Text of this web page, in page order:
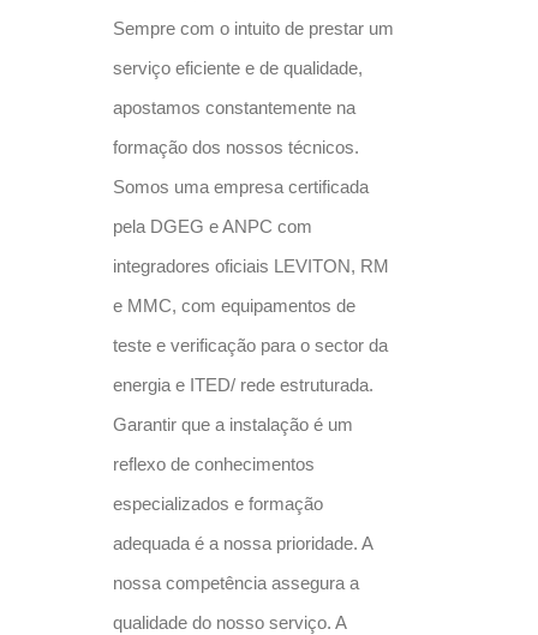
Sempre com o intuito de prestar um
serviço eficiente e de qualidade,
apostamos constantemente na
formação dos nossos técnicos.
Somos uma empresa certificada
pela DGEG e ANPC com
integradores oficiais LEVITON, RM
e MMC, com equipamentos de
teste e verificação para o sector da
energia e ITED/ rede estruturada.
Garantir que a instalação é um
reflexo de conhecimentos
especializados e formação
adequada é a nossa prioridade. A
nossa competência assegura a
qualidade do nosso serviço. A